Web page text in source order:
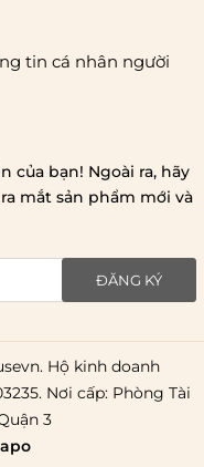
tin cá nhân người
của bạn! Ngoài ra, hãy
mắt sản phẩm mới và
ĐĂNG KÝ
Hộ kinh doanh
Nơi cấp: Phòng Tài
3